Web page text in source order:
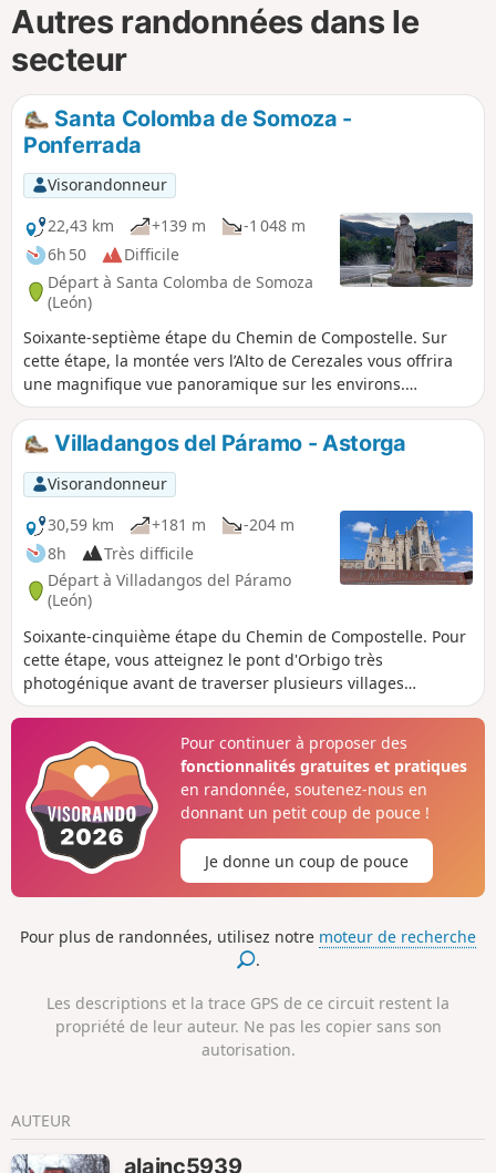
Autres randonnées dans le
secteur
Santa Colomba de Somoza -
Ponferrada
Visorandonneur
22,43 km
+139 m
-1 048 m
6h 50
Difficile
Départ à Santa Colomba de Somoza
(León)
Soixante-septième étape du Chemin de Compostelle. Sur
cette étape, la montée vers l’Alto de Cerezales vous offrira
une magnifique vue panoramique sur les environs.
Commence alors une longue descente par des chemins
caillouteux et, à travers de magnifiques châtaigneraies, vers
Ponferrada. Cette vieille cité construite au confluent des
Rios Boeza possède de nombreux édifices religieux et un
imposant château fort construit par les Templiers au 13e
siècle.
Villadangos del Páramo - Astorga
Visorandonneur
30,59 km
+181 m
-204 m
8h
Très difficile
Départ à Villadangos del Páramo
(León)
Soixante-cinquième étape du Chemin de Compostelle. Pour
cette étape, vous atteignez le pont d'Orbigo très
photogénique avant de traverser plusieurs villages
pittoresques, pour arriver à Astorga, cité romaine avec un
rappellent le passé historique.Pour continuer à proposer des
fonctionnalités gratuites et pratiques
en randonnée, soutenez-nous en
donnant un petit coup de pouce !
Je donne un coup de pouce
Pour plus de randonnées, utilisez notre moteur de recherche
.
Les descriptions et la trace GPS de ce circuit restent la
propriété de leur auteur. Ne pas les copier sans son
autorisation.
AUTEUR
alainc5939